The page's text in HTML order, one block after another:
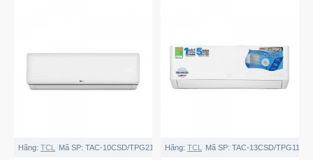
Hãng: TCL Mã SP: TAC-10CSD/TPG21 Hãng: TCL Mã SP: TAC-13CSD/TPG11